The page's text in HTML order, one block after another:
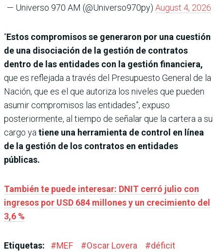
— Universo 970 AM (@Universo970py) August 4, 2026
“Estos compromisos se generaron por una cuestión
de una disociación de la gestión de contratos
dentro de las entidades con la gestión financiera,
que es reflejada a través del Presupuesto General de la
Nación, que es el que autoriza los niveles que pueden
asumir compromisos las entidades”, expuso
posteriormente, al tiempo de señalar que la cartera a su
cargo yatiene una herramienta de control en línea
de la gestión de los contratos en entidades
públicas.
También te puede interesar: DNIT cerró julio con
ingresos por USD 684 millones y un crecimiento del
3,6 %
Etiquetas: #MEF #Oscar Lovera #déficit